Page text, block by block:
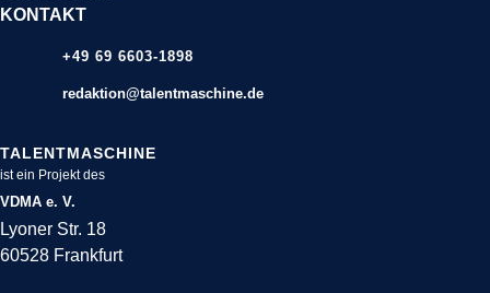
KONTAKT
+49 69 6603-1898
redaktion@talentmaschine.de
TALENTMASCHINE
ist ein Projekt des
VDMA e. V.
Lyoner Str. 18
60528 Frankfurt